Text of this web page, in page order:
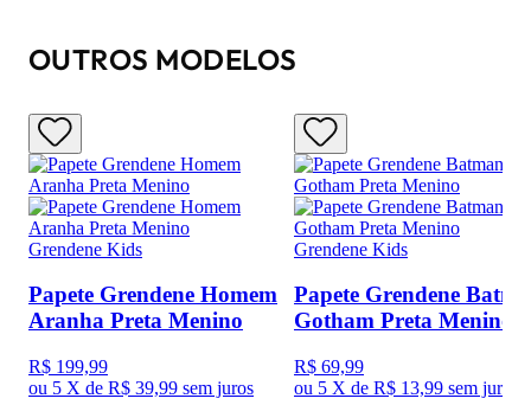
OUTROS MODELOS
Grendene Kids
Papete Grendene Homem
Aranha Preta Menino
R$ 199,99
ou 5 X de R$ 39,99 sem juros
Grendene Kids
Papete Grendene
Gotham Preta Menino
R$ 69,99
ou 5 X de R$ 13,99 sem juros